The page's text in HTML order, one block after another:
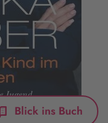
Blick ins Buch